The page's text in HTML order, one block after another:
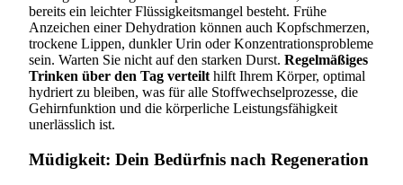
bereits ein leichter Flüssigkeitsmangel besteht. Frühe
Anzeichen einer Dehydration können auch Kopfschmerzen,
trockene Lippen, dunkler Urin oder Konzentrationsprobleme
sein. Warten Sie nicht auf den starken Durst. Regelmäßiges
Trinken über den Tag verteilt hilft Ihrem Körper, optimal
hydriert zu bleiben, was für alle Stoffwechselprozesse, die
Gehirnfunktion und die körperliche Leistungsfähigkeit
unerlässlich ist.
Müdigkeit: Dein Bedürfnis nach Regeneration